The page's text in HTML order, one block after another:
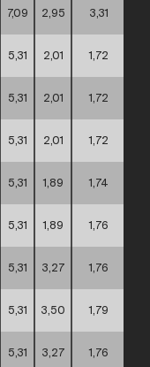
7,09 2,95 3,31
5,31 2,01 1,72
5,31 2,01 1,72
5,31 2,01 1,72
5,31 1,89 1,74
5,31 1,89 1,76
5,31 3,27 1,76
5,31 3,50 1,79
5,31 3,27 1,76